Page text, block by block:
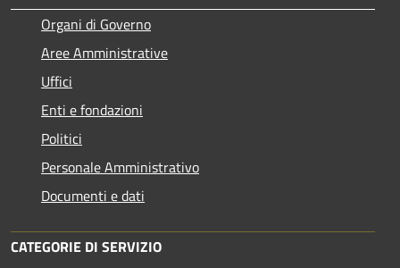
Organi di Governo
Aree Amministrative
Uffici
Enti e fondazioni
Politici
Personale Amministrativo
Documenti e dati
CATEGORIE DI SERVIZIO